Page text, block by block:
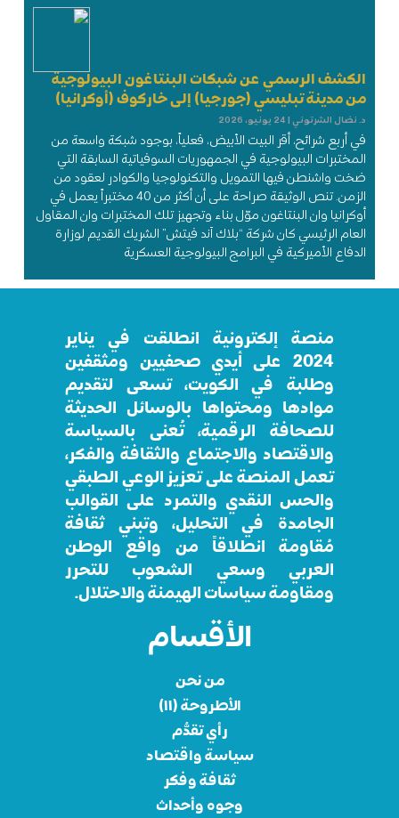
الكشف الرسمي عن شبكات البنتاغون البيولوجية
من مدينة تبليسي (جورجيا) إلى خاركوف (أوكرانيا)
د. نضال الشرتوني 24 يونيو، 2026
في أربع شرائح، أقر البيت الأبيض، فعلياً، بوجود شبكة واسعة من
المختبرات البيولوجية في الجمهوريات السوفياتية السابقة التي
ضخت واشنطن فيها التمويل والتكنولوجيا والكوادر لعقود من
الزمن. تنص الوثيقة صراحة على أن أكثر من 40 مختبراً يعمل في
أوكرانيا وان البنتاغون موّل بناء وتجهيز تلك المختبرات وان المقاول
العام الرئيسي كان شركة “بلاك آند فيتش” الشريك القديم لوزارة
الدفاع الأميركية في البرامج البيولوجية العسكرية
منصة إلكترونية انطلقت في يناير
2024 على أيدي صحفيين ومثقفين
وطلبة في الكويت، تسعى لتقديم
موادها ومحتواها بالوسائل الحديثة
للصحافة الرقمية، تُعنى بالسياسة
والاقتصاد والاجتماع والثقافة والفكر،
تعمل المنصة على تعزيز الوعي الطبقي
والحس النقدي والتمرد على القوالب
الجامدة في التحليل، وتبني ثقافة
مُقاومة انطلاقاً من واقع الوطن
العربي وسعي الشعوب للتحرر
ومقاومة سياسات الهيمنة والاحتلال.
الأقسام
من نحن
الأطروحة (١١)
رأي تقدُّم
سياسة واقتصاد
ثقافة وفكر
وجوه وأحداث